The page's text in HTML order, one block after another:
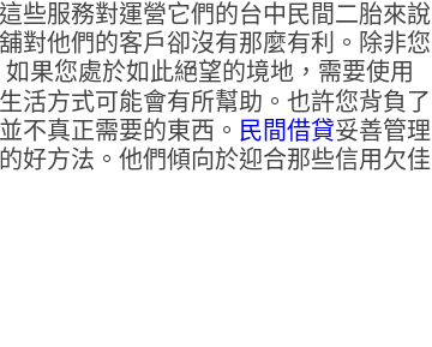
些服務對運營它們的台中民間二胎來說
對他們的客戶卻沒有那麼有利。除非您
果您處於如此絕望的境地，需要使用
活方式可能會有所幫助。也許您背負了
不真正需要的東西。 民間借貸妥善管理
好方法。他們傾向於迎合那些信用欠佳